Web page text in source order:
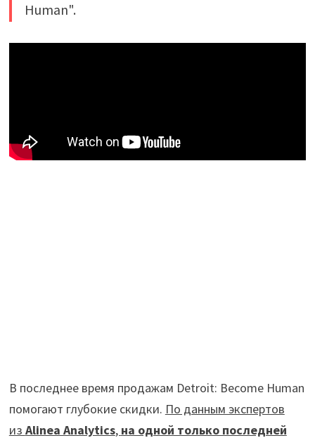
Human".
В последнее время продажам Detroit: Become Human
помогают глубокие скидки. По данным экспертов
из Alinea Analytics, на одной только последней